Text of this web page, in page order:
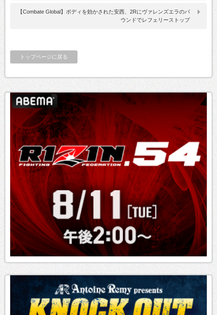
【Combate Global】ボディを効かされた安西、2Rにヴァレンズエラのパ
ウンドでレフェリーストップ
トップページに戻る